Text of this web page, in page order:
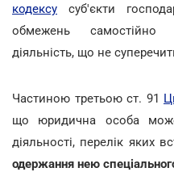
кодексу суб'єкти
обмежень самостійно
діяльність, що не
Частиною третьою ст. 91
що юридична особа
діяльності, перелік яких
одержання нею